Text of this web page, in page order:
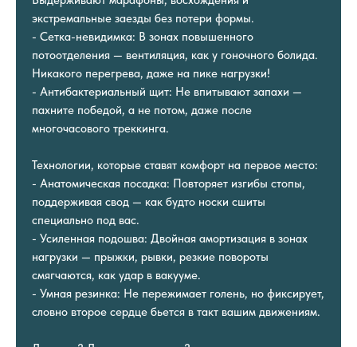
экстремальные заезды без потери формы.
- Сетка-невидимка: В зонах повышенного
потоотделения — вентиляция, как у гоночного болида.
Никакого перегрева, даже на пике нагрузки!
- Антибактериальный щит: Не впитывают запахи —
пахните победой, а не потом, даже после
многочасового треккинга.
Технологии, которые ставят комфорт на первое место:
- Анатомическая посадка: Повторяет изгибы стопы,
поддерживая свод — как будто носки сшиты
специально под вас.
- Усиленная подошва: Двойная амортизация в зонах
нагрузки — прыжки, рывки, резкие повороты
смягчаются, как удар в вакууме.
- Умная резинка: Не пережимает голень, но фиксирует,
словно второе сердце бьется в такт вашим движениям.